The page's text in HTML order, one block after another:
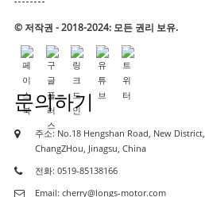
© 저작권 - 2018-2024: 모든 권리 보유.
문의하기
주소: No.18 Hengshan Road, New District,
ChangZHou, Jinagsu, China
전화: 0519-85138166
Email: cherry@longs-motor.com